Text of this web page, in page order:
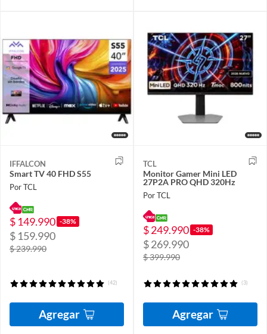
IFFALCON
Smart TV 40 FHD S55
Por TCL
$ 149.990 -38%
$ 159.990
$ 239.990
(42)
Agregar
TCL
Monitor Gamer Mini LED
27P2A PRO QHD 320Hz
Por TCL
$ 249.990 -38%
$ 269.990
$ 399.990
(3)
Agregar